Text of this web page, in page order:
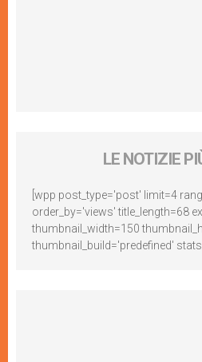
LE NOTIZIE
[wpp post_type='post' limit=4
order_by='views' title_length=68
thumbnail_width=150
thumbnail_build='predefined'